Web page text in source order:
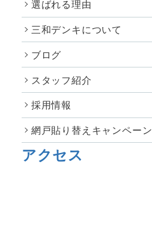
選ばれる理由
三和デンキについて
ブログ
スタッフ紹介
採用情報
網戸貼り替えキャンペーン
アクセス